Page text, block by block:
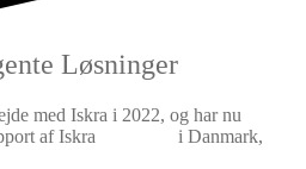
Løsninger
med Iskra i 2022, og har nu
af Iskra
i Danmark,